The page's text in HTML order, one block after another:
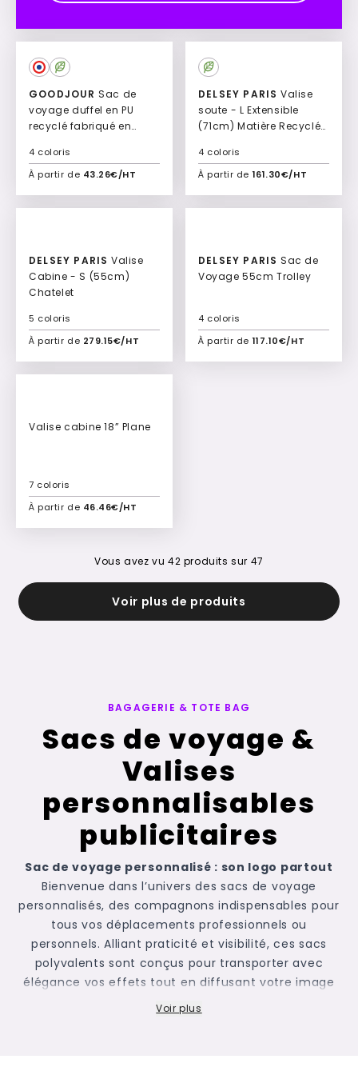
GOODJOUR Sac de
voyage duffel en PU
recyclé fabriqué en
À partir de 43.26€/HT
4 coloris
Ajouter à mon devis
DELSEY PARIS
soute - L Extensible
(71cm) Matière Recyclée
À partir de 161.30€/HT
4 coloris
Ajouter à mon devis
DELSEY PARIS
Cabine - S (55cm)
Chatelet
À partir de 279.15€/HT
5 coloris
Ajouter à mon devis
DELSEY PARIS
Voyage 55cm Trolley
À partir de 117.10€/HT
4 coloris
Ajouter à mon devis
Valise cabine 18” Plane
À partir de 46.46€/HT
7 coloris
Ajouter à mon devis
Vous avez vu 42 produits sur 47
Voir plus de produits
BAGAGERIE & TOTE BAG
Sacs de voyage &
Valises
personnalisables
publicitaires
Sac de voyage personnalisé : son logo partout
Bienvenue dans l’univers des sacs de voyage
personnalisés, des compagnons indispensables pour
tous vos déplacements professionnels ou
personnels. Alliant praticité et visibilité, ces sacs
polyvalents sont conçus pour transporter avec
élégance vos effets tout en diffusant votre image
de marque. Chez Newcom, nous vous réservons une
Voir plus